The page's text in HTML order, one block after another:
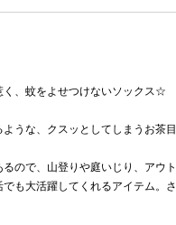
く、蚊をよせつけないソックス☆
うな、クスッとしてしまうお茶
ので、山登りや庭いじり、アウ
も大活躍してくれるアイテム。